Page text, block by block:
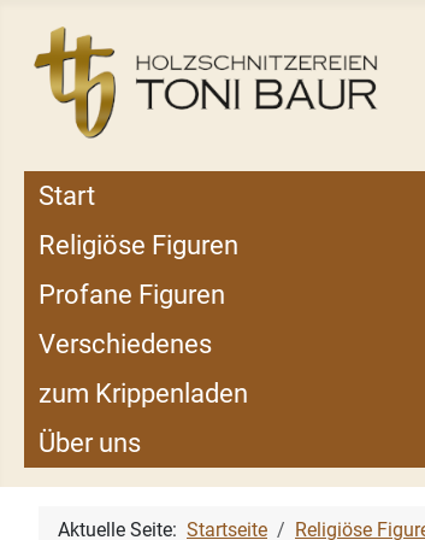
Start
Religiöse Figuren
Profane Figuren
Verschiedenes
zum Krippenladen
Über uns
Aktuelle Seite: Startseite Religiöse